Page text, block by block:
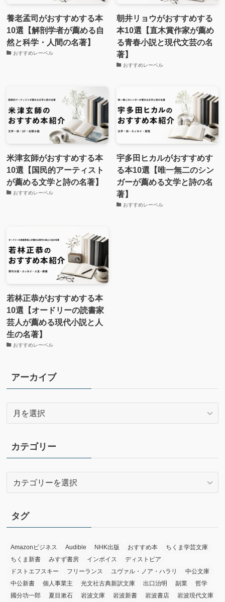
養老孟司がおすすめする本
10選【解剖学者が薦める自
然と科学・人間の名著】
おすすめレーベル
朝井リョウがおすすめする
本10選【直木賞作家が薦め
る青春小説と現代文芸の名
著】
おすすめレーベル
米津玄師がおすすめする本
10選【国民的アーティスト
が薦める文学と詩の名著】
おすすめレーベル
宇多田ヒカルがおすすめす
る本10選【唯一無二のシン
ガーが薦める文学と詩の名
著】
おすすめレーベル
若林正恭がおすすめする本
10選【オードリーの読書家
芸人が薦める現代小説と人
生の名著】
おすすめレーベル
アーカイブ
イ
ブ
カテゴリー
リ
ー
タグ
Amazonビジネス Audible NHK出版 おすすめ本
ちくま学芸文庫
ちくま新書
みすず書房 インボイス
ディストピア
ドストエフスキー
フリーランス ユヴァル・ノア・ハラリ
中公文庫
中公新書
個人事業主 光文社古典新訳文庫 出口治明 副業
哲学
國分功一郎
夏目漱石 岩波文庫 岩波新書 岩波書店 岩波現代文庫